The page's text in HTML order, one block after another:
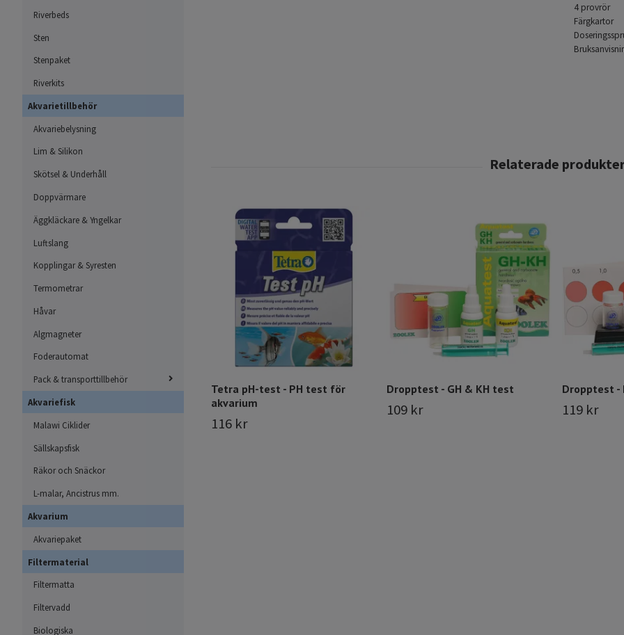
Riverbeds
Sten
Stenpaket
Riverkits
Akvarietillbehör
Akvariebelysning
Lim & Silikon
Skötsel & Underhåll
Doppvärmare
Äggkläckare & Yngelkar
Luftslang
Kopplingar & Syresten
Termometrar
Håvar
Algmagneter
Foderautomat
Pack & transporttillbehör
Akvariefisk
Malawi Ciklider
Sällskapsfisk
Räkor och Snäckor
L-malar, Ancistrus mm.
Akvarium
Akvariepaket
Filtermaterial
Filtermatta
Filtervadd
Biologiska
4 provrör
Färgkartor
Tetra pH-test - PH test för
akvarium
116 kr
Dropptest - GH & KH test
109 kr
Dropptest -
119 kr